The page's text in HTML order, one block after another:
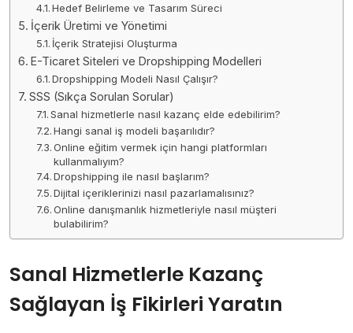
Hedef Belirleme ve Tasarım Süreci
İçerik Üretimi ve Yönetimi
İçerik Stratejisi Oluşturma
E-Ticaret Siteleri ve Dropshipping Modelleri
Dropshipping Modeli Nasıl Çalışır?
SSS (Sıkça Sorulan Sorular)
Sanal hizmetlerle nasıl kazanç elde edebilirim?
Hangi sanal iş modeli başarılıdır?
Online eğitim vermek için hangi platformları
kullanmalıyım?
Dropshipping ile nasıl başlarım?
Dijital içeriklerinizi nasıl pazarlamalısınız?
Online danışmanlık hizmetleriyle nasıl müşteri
bulabilirim?
Sanal Hizmetlerle Kazanç
Sağlayan İş Fikirleri Yaratın